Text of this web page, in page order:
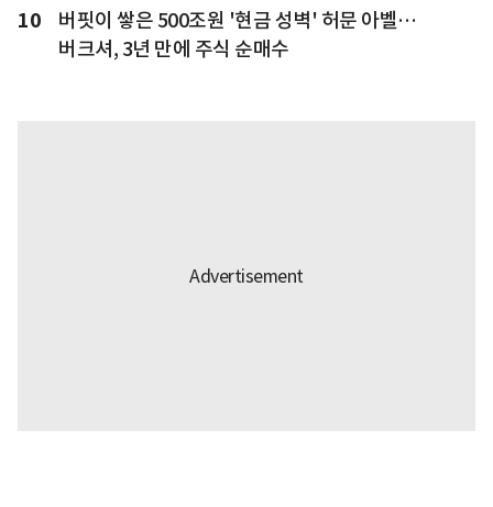
10
버핏이 쌓은 500조원 '현금 성벽' 허문 아벨…
버크셔, 3년 만에 주식 순매수